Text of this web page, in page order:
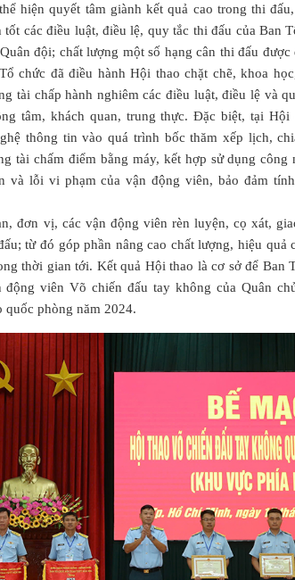
hiện quyết tâm giành kết quả cao trong thi
tốt các điều luật, điều lệ, quy tắc thi đấu của Ban
đội; chất lượng một số hạng cân thi đấu được
chức đã điều hành Hội thao chặt chẽ, khoa
tài chấp hành nghiêm các điều luật, điều lệ và
tâm, khách quan, trung thực. Đặc biệt, tại Hội
thông tin vào quá trình bốc thăm xếp lịch,
tài chấm điểm bằng máy, kết hợp sử dụng công
và lỗi vi phạm của vận động viên, bảo đảm
đơn vị, các vận động viên rèn luyện, cọ xát,
từ đó góp phần nâng cao chất lượng, hiệu quả
thời gian tới. Kết quả Hội thao là cơ sở để Ban
viên Võ chiến đấu tay không của Quân
quốc phòng năm 2024.